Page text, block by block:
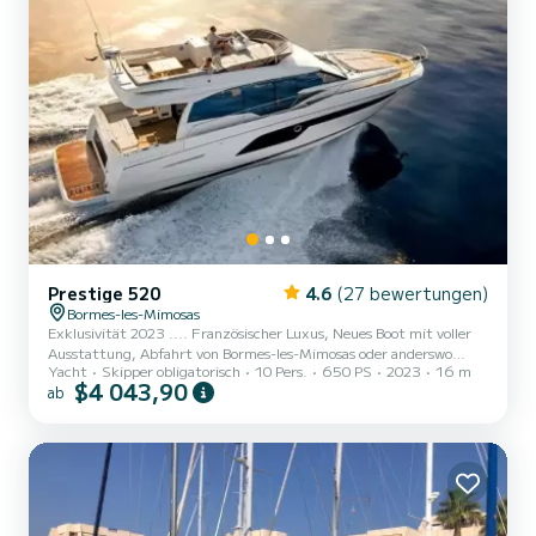
Prestige 520 4.6 (27 bewertungen)
Bormes-les-Mimosas
Exklusivität 2023 .... Französischer Luxus, Neues Boot mit voller
Ausstattung, Abfahrt von Bormes-les-Mimosas oder anderswo
Unser Prestige und seine Crew stehen Ihnen für einen Tag, eine
Woche, ein Wochenende oder einen Traum zur Verfügung Woche.
Saint-Tropez, Cannes... Monaco... Korsika? Kommen Sie und
erleben Sie einen außergewöhnlichen Moment an Bord eines au...
Yacht Skipper obligatorisch 10 Pers. 650 PS 2023 16 m
ab $4 043,90